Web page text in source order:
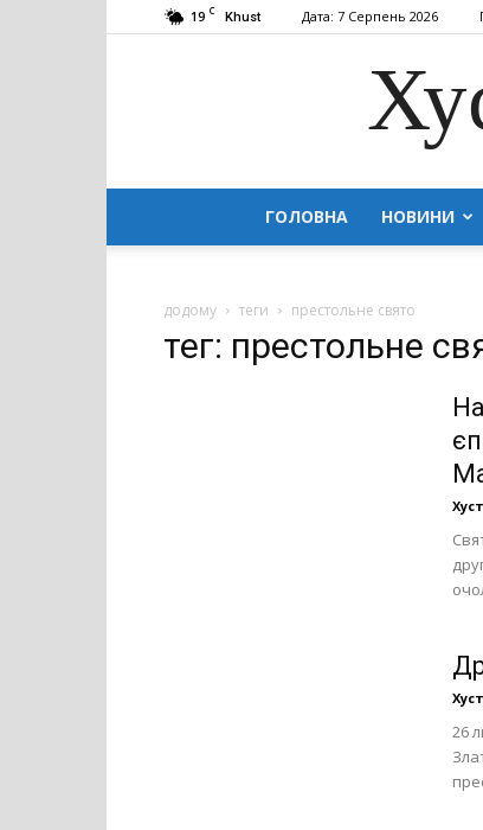
19 C Khust Дата: 7 Серпень 2026
ГОЛОВНА НОВИНИ
додому теги престольне свято
тег: престольне
26